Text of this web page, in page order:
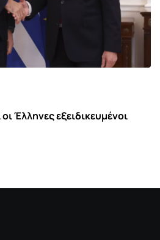
Έλληνες εξειδικευμένοι